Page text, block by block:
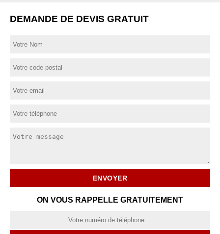
DEMANDE DE DEVIS GRATUIT
ON VOUS RAPPELLE GRATUITEMENT